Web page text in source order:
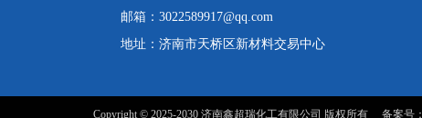
邮箱：3022589917@qq.com
地址：济南市天桥区新材料交易中心
Copyright © 2025-2030 济南鑫超瑞化工有限公司 版权所有 备案号：